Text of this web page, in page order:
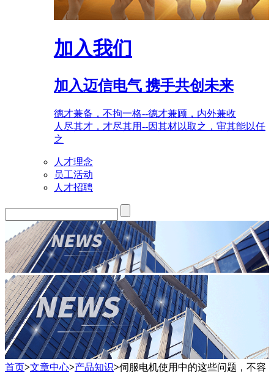
加入我们
加入迈信电气 携手共创未来
德才兼备，不拘一格--德才兼顾，内外兼收
人尽其才，才尽其用--因其材以取之，审其能以任
之
人才理念
员工活动
人才招聘
首页>文章中心>产品知识>伺服电机使用中的这些问题，不容